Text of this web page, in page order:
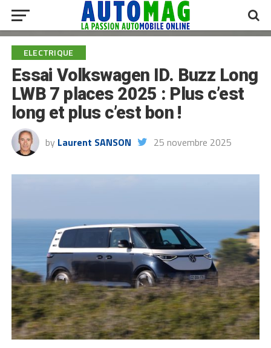
ELECTRIQUE
Essai Volkswagen ID. Buzz Long
LWB 7 places 2025 : Plus c’est
long et plus c’est bon !
by Laurent SANSON 25 novembre 2025